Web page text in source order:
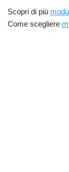
Scopri di più
Come scegliere